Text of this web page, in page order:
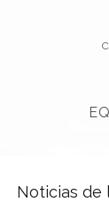
Noticias de